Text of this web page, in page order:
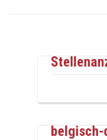
belgisch-